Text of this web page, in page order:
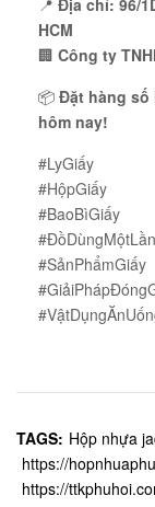
📍 Địa chỉ: 96/
HCM
🏢 Công ty
📦 Đặt hàng số
hôm nay!
#LyGiấy
#HộpGiấy
#BaoBìGiấy
#ĐồDùngMộtLần
#SảnPhẩmGiấy
TAGS: Hộp nhựa
https://
https://